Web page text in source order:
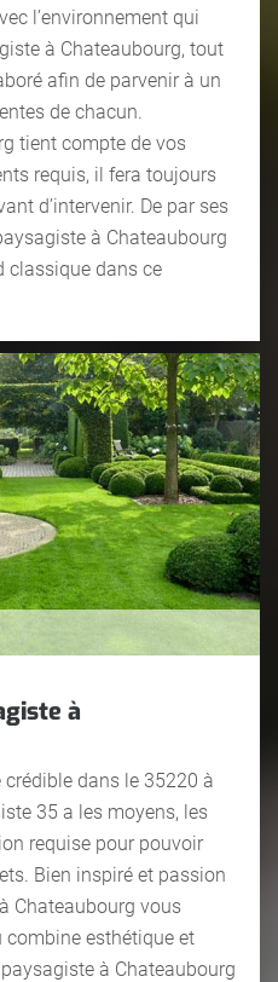
l’environnement qui
à Chateaubourg, tout
afin de parvenir à un
de chacun.
tient compte de vos
requis, il fera toujours
d’intervenir. De par ses
à Chateaubourg
classique dans ce
à
dans le 35220 à
35 a les moyens, les
requise pour pouvoir
Bien inspiré et passion
Chateaubourg vous
esthétique et
à Chateaubourg